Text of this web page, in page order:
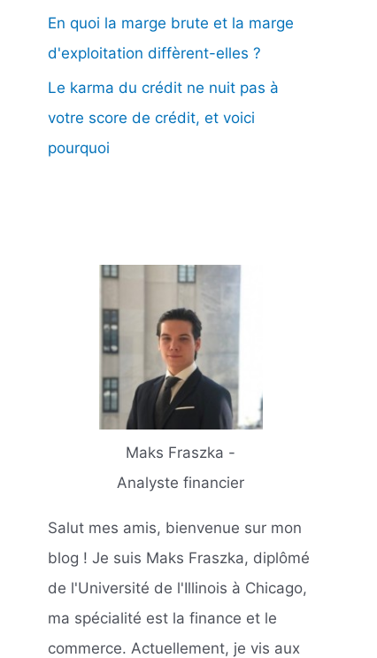
En quoi la marge brute et la marge
d'exploitation diffèrent-elles ?
Le karma du crédit ne nuit pas à
votre score de crédit, et voici
pourquoi
Maks Fraszka -
Analyste financier
Salut mes amis, bienvenue sur mon
blog ! Je suis Maks Fraszka, diplômé
de l'Université de l'Illinois à Chicago,
ma spécialité est la finance et le
commerce. Actuellement, je vis aux